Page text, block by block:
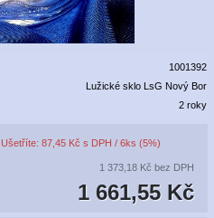
1001392
Lužické sklo LsG Nový Bor
2 roky
, Ušetříte: 87,45 Kč s DPH / 6ks (5%)
1 373,18 Kč bez DPH
1 661,55 Kč